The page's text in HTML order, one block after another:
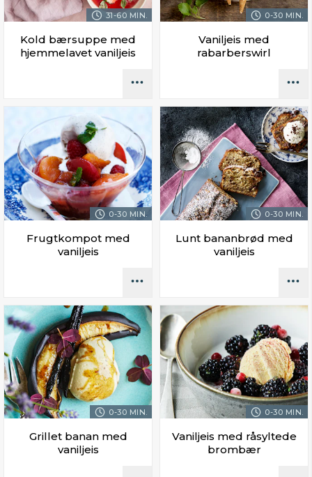
31-60 MIN.
Kold bærsuppe med
hjemmelavet vaniljeis
0-30 MIN.
Vaniljeis med
rabarberswirl
0-30 MIN.
Frugtkompot med
vaniljeis
0-30 MIN.
Lunt bananbrød med
vaniljeis
0-30 MIN.
Grillet banan med
vaniljeis
0-30 MIN.
Vaniljeis med råsyltede
brombær